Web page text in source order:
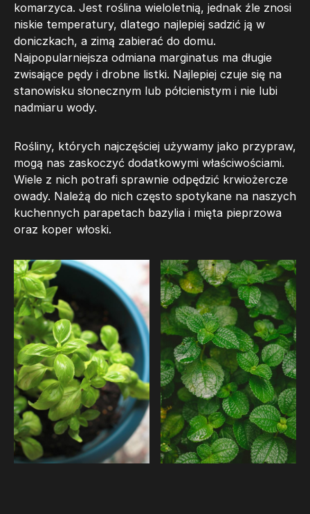
komarzyca. Jest roślina wieloletnią, jednak źle znosi
niskie temperatury, dlatego najlepiej sadzić ją w
doniczkach, a zimą zabierać do domu.
Najpopularniejsza odmiana marginatus ma długie
zwisające pędy i drobne listki. Najlepiej czuje się na
stanowisku słonecznym lub półcienistym i nie lubi
nadmiaru wody.
Rośliny, których najczęściej używamy jako przypraw,
mogą nas zaskoczyć dodatkowymi właściwościami.
Wiele z nich potrafi sprawnie odpędzić krwiożercze
owady. Należą do nich często spotykane na naszych
kuchennych parapetach bazylia i mięta pieprzowa
oraz koper włoski.